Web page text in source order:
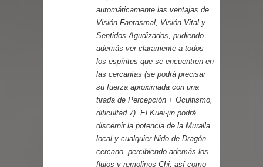
automáticamente las ventajas de
Visión Fantasmal, Visión Vital y
Sentidos Agudizados, pudiendo
además ver claramente a todos
los espíritus que se encuentren en
las cercanías (se podrá precisar
su fuerza aproximada con una
tirada de Percepción + Ocultismo,
dificultad 7). El Kuei-jin podrá
discernir la potencia de la Muralla
local y cualquier Nido de Dragón
cercano, percibiendo además los
flujos y remolinos Chi, así como